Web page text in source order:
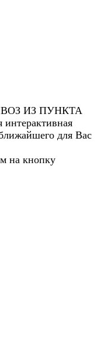
ИЗ ПУНКТА
для Вас
на кнопку